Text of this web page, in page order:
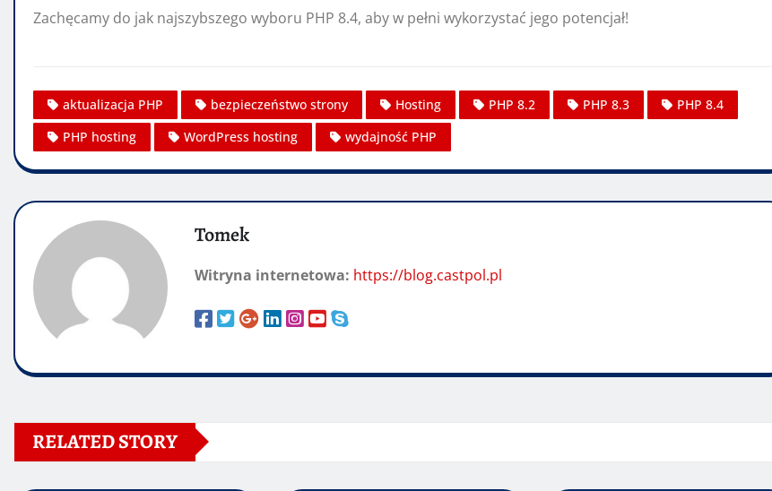
Zachęcamy do jak najszybszego wyboru PHP 8.4, aby w pełni wykorzystać jego potencjał!
aktualizacja PHP bezpieczeństwo strony Hosting PHP 8.2 PHP 8.3
PHP 8.4
PHP hosting
WordPress hosting wydajność PHP
Tomek
Witryna internetowa: https://blog.castpol.pl
RELATED STORY